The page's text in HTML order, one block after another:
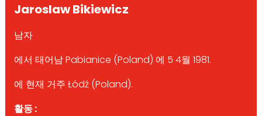
Jaroslaw Bikiewicz
남자
에서 태어남 Pabianice (Poland) 에 5 4월 1981.
에 현재 거주 Łódź (Poland).
활동 :